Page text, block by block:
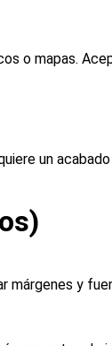
o mapas.
un
márgenes y